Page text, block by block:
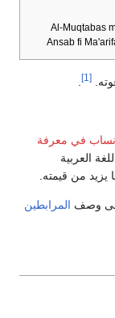
Al-Muqtabas
Ansab fi
[1]
في معرفة
العربية
يزيد من قيمته.
إلى وصف المرابطين